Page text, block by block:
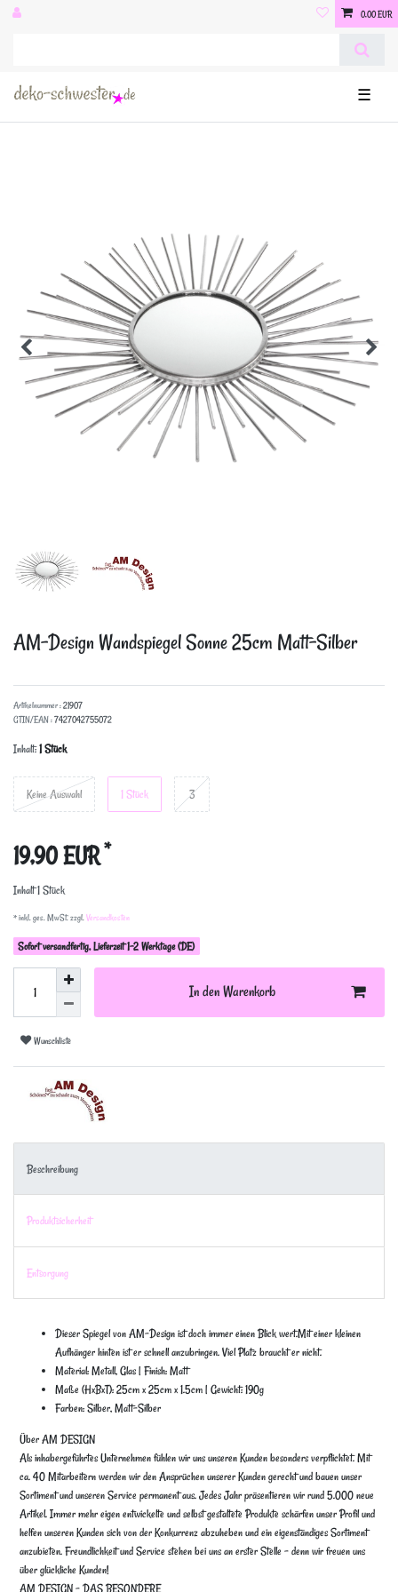
0,00 EUR
☰
AM-Design Wandspiegel Sonne 25cm Matt-Silber
Artikelnummer :21907
GTIN/EAN :7427042755072
Inhalt:1 Stück
Keine Auswahl 1 Stück 3
19,90 EUR*
Inhalt1Stück
* inkl. ges. MwSt. zzgl.Versandkosten
Sofort versandfertig, Lieferzeit 1-2 Werktage (DE)
In den Warenkorb
Wunschliste
Beschreibung
Produktsicherheit
Entsorgung
Dieser Spiegel von AM-Design ist doch immer einen Blick wert.Mit einer kleinen
Aufhänger hinten ist er schnell anzubringen. Viel Platz braucht er nicht.
Material: Metall, Glas | Finish: Matt
Maße (HxBxT): 25cm x 25cm x 1.5cm | Gewicht: 190g
Farben: Silber, Matt-Silber
Über AM DESIGN
Als inhabergeführtes Unternehmen fühlen wir uns unseren Kunden besonders verpflichtet. Mit
ca. 40 Mitarbeitern werden wir den Ansprüchen unserer Kunden gerecht und bauen unser
Sortiment und unseren Service permanent aus. Jedes Jahr präsentieren wir rund 5.000 neue
Artikel. Immer mehr eigen entwickelte und selbst gestaltete Produkte schärfen unser Profil und
helfen unseren Kunden sich von der Konkurrenz abzuheben und ein eigenständiges Sortiment
anzubieten. Freundlichkeit und Service stehen bei uns an erster Stelle – denn wir freuen uns
über glückliche Kunden!
AM DESIGN – DAS BESONDERE